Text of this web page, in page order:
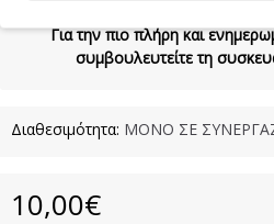
Για την πιο πλήρη και
συμβουλευτείτε τη
Διαθεσιμότητα: ΜΟΝΟ ΣΕ
10,00€